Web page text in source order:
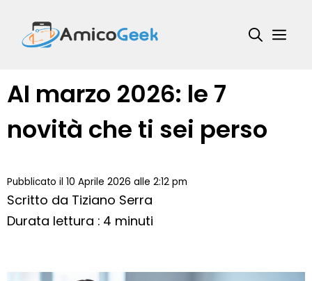
contenuto
AI marzo 2026: le 7
novità che ti sei perso
Pubblicato il 10 Aprile 2026 alle 2:12 pm
Scritto da Tiziano Serra
Durata lettura : 4 minuti